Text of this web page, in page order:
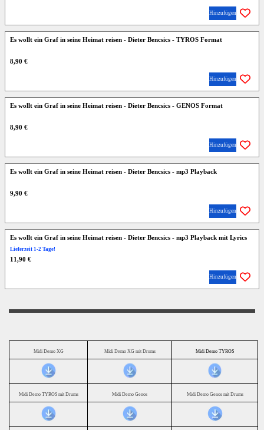
Hinzufügen
Es wollt ein Graf in seine Heimat reisen - Dieter Bencsics - TYROS Format
8,90 €
Hinzufügen
Es wollt ein Graf in seine Heimat reisen - Dieter Bencsics - GENOS Format
8,90 €
Hinzufügen
Es wollt ein Graf in seine Heimat reisen - Dieter Bencsics - mp3 Playback
9,90 €
Hinzufügen
Es wollt ein Graf in seine Heimat reisen - Dieter Bencsics - mp3 Playback mit Lyrics
Lieferzeit 1-2 Tage!
11,90 €
Hinzufügen
Midi Demo XG Midi Demo XG mit Drums Midi Demo TYROS
Midi Demo TYROS mit Drums Midi Demo Genos Midi Demo Genos mit Drums